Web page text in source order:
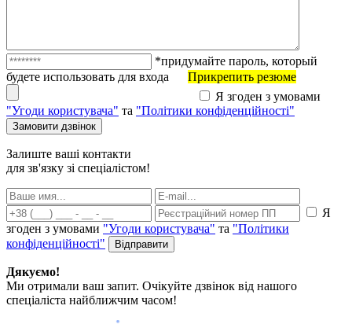
*придумайте пароль, который
будете использовать для входа
Прикрепить резюме
Я згоден з умовами
"Угоди користувача" та "Політики конфіденційності"
Залиште ваші контакти
для зв'язку зі спеціалістом!
Я
згоден з умовами "Угоди користувача" та "Політики
конфіденційності"
Дякуємо!
Ми отримали ваш запит. Очікуйте дзвінок від нашого
спеціаліста найближчим часом!